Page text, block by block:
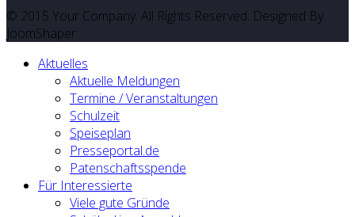
© 2015 Your Company. All Rights Reserved. Designed By
JoomShaper
Aktuelles
Aktuelle Meldungen
Termine / Veranstaltungen
Schulzeit
Speiseplan
Presseportal.de
Patenschaftsspende
Für Interessierte
Viele gute Gründe